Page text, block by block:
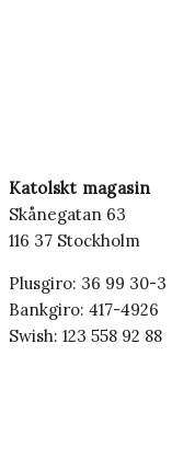
Katolskt magasin
Skånegatan 63
116 37 Stockholm
Plusgiro: 36 99 30-3
Bankgiro: 417-4926
Swish: 123 558 92 88